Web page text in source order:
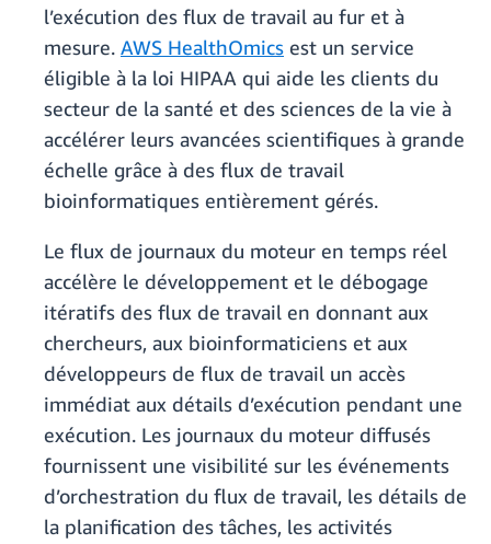
l’exécution des flux de travail au fur et à
mesure. AWS HealthOmics est un service
éligible à la loi HIPAA qui aide les clients du
secteur de la santé et des sciences de la vie à
accélérer leurs avancées scientifiques à grande
échelle grâce à des flux de travail
bioinformatiques entièrement gérés.
Le flux de journaux du moteur en temps réel
accélère le développement et le débogage
itératifs des flux de travail en donnant aux
chercheurs, aux bioinformaticiens et aux
développeurs de flux de travail un accès
immédiat aux détails d’exécution pendant une
exécution. Les journaux du moteur diffusés
fournissent une visibilité sur les événements
d’orchestration du flux de travail, les détails de
la planification des tâches, les activités